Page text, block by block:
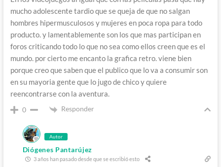
mucho adolescente tardio que se queja de que no salgan
hombres hipermusculosos y mujeres en poca ropa para todo
producto. y lamentablemente son los que mas participan en
foros criticando todo lo que no sea como ellos creen que es el
mundo. por cierto me encanto la grafica retro. viene bien
porque creo que saben que el publico que lo va a consumir son
en su mayoria gente que lo jugo de chico y quiere
reencontrarse con la aventura.
0 Responder
Autor
Diógenes Pantarújez
3 años han pasado desde que se escribió esto